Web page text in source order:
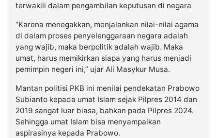
terwakili dalam pengambilan keputusan di negara
“Karena menegakkan, menjalankan nilai-nilai agama
di dalam proses penyelenggaraan negara adalah
yang wajib, maka berpolitik adalah wajib. Maka
umat, harus memikirkan siapa yang harus menjadi
pemimpin negeri ini,” ujar Ali Masykur Musa.
Mantan politisi PKB ini menilai pendekatan Prabowo
Subianto kepada umat Islam sejak Pilpres 2014 dan
2019 sangat luar biasa, bahkan pada Pilpres 2024.
Sehingga umat Islam bisa menyampaikan
aspirasinya kepada Prabowo.